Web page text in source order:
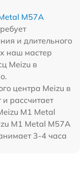
M57A
и длительного
наш мастер
Meizu в
центра Meizu в
рассчитает
M1 Metal
M1 Metal M57A
3-4 часа